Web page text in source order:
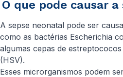
O que pode causar
A sepse neonatal pode ser
como as bactérias Escherichia
algumas cepas de
(HSV).
Esses microrganismos podem